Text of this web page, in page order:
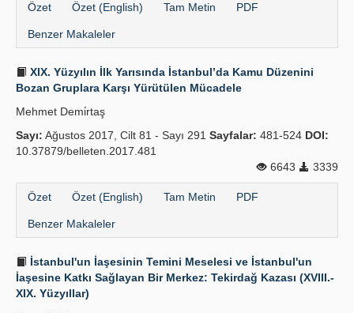
Özet Özet (English) Tam Metin PDF
Benzer Makaleler
XIX. Yüzyılın İlk Yarısında İstanbul’da Kamu Düzenini
Bozan Gruplara Karşı Yürütülen Mücadele
Mehmet Demi̇rtaş
Sayı: Ağustos 2017, Cilt 81 - Sayı 291 Sayfalar: 481-524 DOI:
10.37879/belleten.2017.481
6643
3339
Özet Özet (English) Tam Metin PDF
Benzer Makaleler
İstanbul'un İaşesinin Temini Meselesi ve İstanbul'un
İaşesine Katkı Sağlayan Bir Merkez: Tekirdağ Kazası (XVIII.-
XIX. Yüzyıllar)